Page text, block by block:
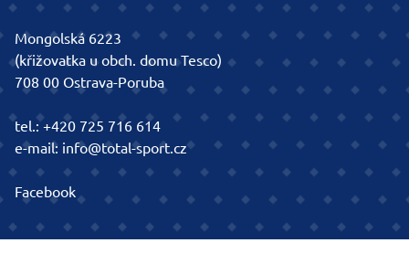
Mongolská 6223
(křižovatka u obch. domu Tesco)
708 00 Ostrava-Poruba
tel.:+420 725 716 614
e-mail: info@total-sport.cz
Facebook